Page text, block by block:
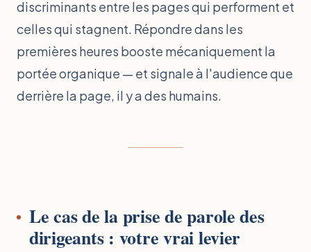
discriminants entre les pages qui performent et
celles qui stagnent. Répondre dans les
premières heures booste mécaniquement la
portée organique — et signale à l'audience que
derrière la page, il y a des humains.
Le cas de la prise de parole des
dirigeants : votre vrai levier